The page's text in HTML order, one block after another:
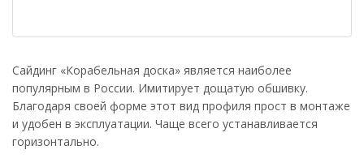
Сайдинг «Корабельная доска» является наиболее
популярным в России. Имитирует дощатую обшивку.
Благодаря своей форме этот вид профиля прост в монтаже
и удобен в эксплуатации. Чаще всего устанавливается
горизонтально.